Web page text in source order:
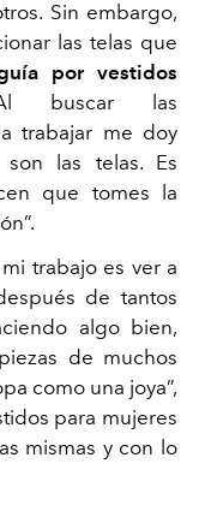
Sin embargo,
las telas que
por vestidos
buscar las
trabajar me doy
las telas. Es
que tomes la
trabajo es ver a
de tantos
algo bien,
de muchos
como una joya”,
para mujeres
mismas y con lo